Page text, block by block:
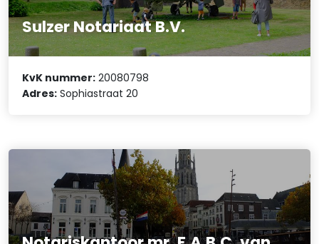
Sulzer Notariaat B.V.
KvK nummer: 20080798
Adres: Sophiastraat 20